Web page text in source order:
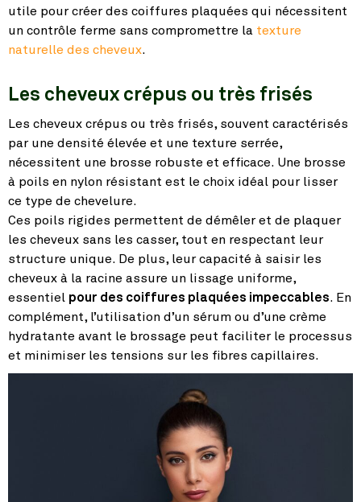
utile pour créer des coiffures plaquées qui nécessitent
un contrôle ferme sans compromettre la texture
naturelle des cheveux.
Les cheveux crépus ou très frisés
Les cheveux crépus ou très frisés, souvent caractérisés
par une densité élevée et une texture serrée,
nécessitent une brosse robuste et efficace. Une brosse
à poils en nylon résistant est le choix idéal pour lisser
ce type de chevelure.
Ces poils rigides permettent de démêler et de plaquer
les cheveux sans les casser, tout en respectant leur
structure unique. De plus, leur capacité à saisir les
cheveux à la racine assure un lissage uniforme,
essentiel pour des coiffures plaquées impeccables. En
complément, l’utilisation d’un sérum ou d’une crème
hydratante avant le brossage peut faciliter le processus
et minimiser les tensions sur les fibres capillaires.